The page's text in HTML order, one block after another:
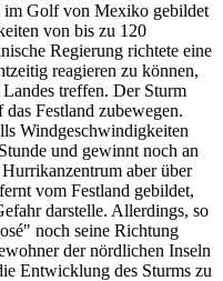
Golf von Mexiko gebildet
von bis zu 120
Regierung richtete eine
reagieren zu können,
treffen. Der Sturm
Festland zubewegen.
Windgeschwindigkeiten
und gewinnt noch an
aber über
vom Festland gebildet,
darstelle. Allerdings, so
noch seine Richtung
der nördlichen Inseln
Entwicklung des Sturms zu